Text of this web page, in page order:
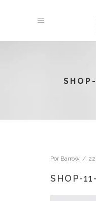
Por Barrow
SHOP-